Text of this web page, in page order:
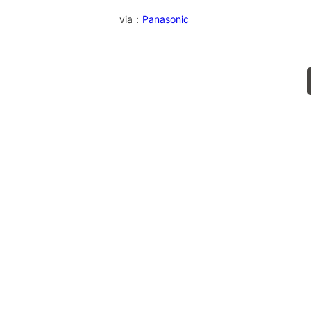
via： Panasonic